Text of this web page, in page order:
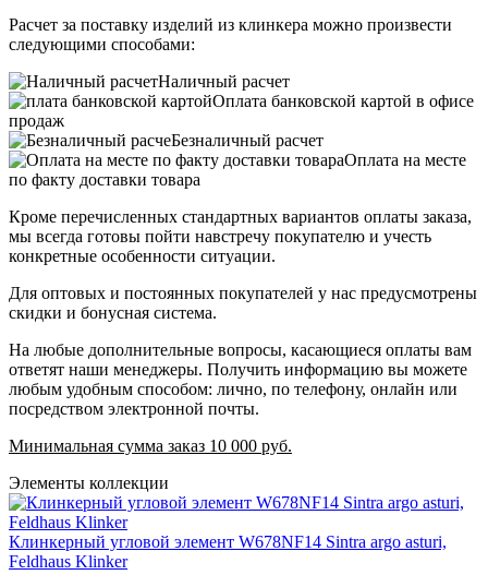
Расчет за поставку изделий из клинкера можно произвести
следующими способами:
Наличный расчет
Оплата банковской картой в офисе
продаж
Безналичный расчет
Оплата на месте
по факту доставки товара
Кроме перечисленных стандартных вариантов оплаты заказа,
мы всегда готовы пойти навстречу покупателю и учесть
конкретные особенности ситуации.
Для оптовых и постоянных покупателей у нас предусмотрены
скидки и бонусная система.
На любые дополнительные вопросы, касающиеся оплаты вам
ответят наши менеджеры. Получить информацию вы можете
любым удобным способом: лично, по телефону, онлайн или
посредством электронной почты.
Минимальная сумма заказ 10 000 руб.
Элементы коллекции
Клинкерный угловой элемент W678NF14 Sintra argo asturi,
Feldhaus Klinker